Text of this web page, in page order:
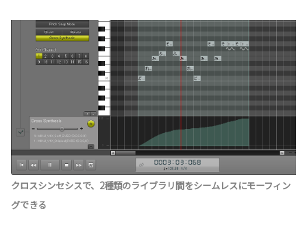
クロスシンセシスで、2種類のライブラリ間をシームレスにモーフィン
グできる